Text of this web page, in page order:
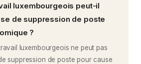
luxembourgeois peut-il
de suppression de poste
?
luxembourgeois ne peut pas
suppression de poste pour cause